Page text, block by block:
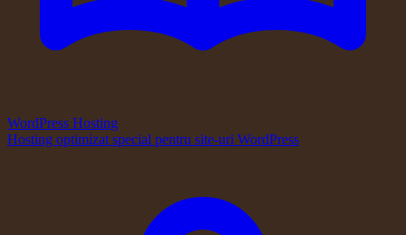
WordPress Hosting
Hosting optimizat special pentru site-uri WordPress